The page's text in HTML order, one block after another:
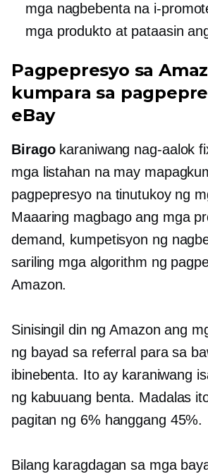
mga nagbebenta na i-
mga produkto at pataasin
Pagpepresyo sa
kumpara sa
eBay
Biragokaraniwang nag-aalok
mga listahan na may
pagpepresyo na tinutukoy ng
Maaaring magbago ang mga
demand, kumpetisyon ng
sariling mga algorithm ng
Amazon.
Sinisingil din ng Amazon ang
ng bayad sa referral para sa
ibinebenta. Ito ay karaniwang
ng kabuuang benta. Madalas
pagitan ng 6% hanggang 45%.
Bilang karagdagan sa mga